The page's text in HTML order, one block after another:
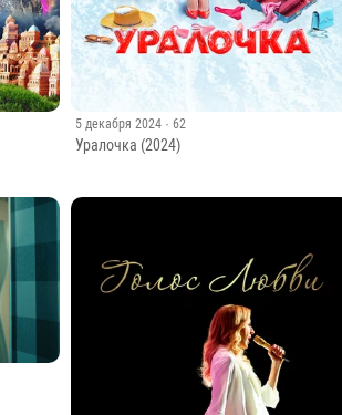
5 декабря 2024 · 62
Уралочка (2024)